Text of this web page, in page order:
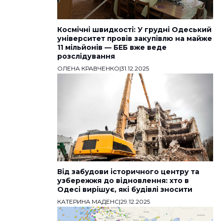
Космічні швидкості: У грудні Одеський
університет провів закупівлю на майже
11 мільйонів — БЕБ вже веде
розслідування
ОЛЕНА КРАВЧЕНКО|31.12.2025
Від забудови історичного центру та
узбережжя до відновлення: хто в
Одесі вирішує, які будівлі зносити
КАТЕРИНА МАДЕНС|29.12.2025